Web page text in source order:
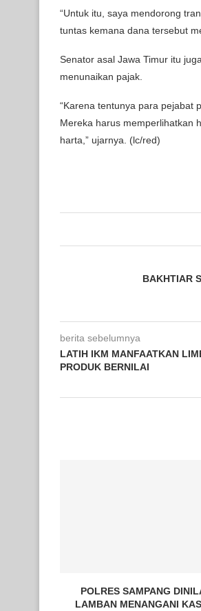
“Untuk itu, saya mendorong
tuntas kemana dana tersebut
Senator asal Jawa Timur itu
menunaikan pajak.
“Karena tentunya para pejabat
Mereka harus memperlihatkan
harta,” ujarnya. (lc/red)
BAKHTIAR
berita sebelumnya
LATIH IKM MANFAATKAN
PRODUK BERNILAI
POLRES SAMPANG
LAMBAN MENANGANI